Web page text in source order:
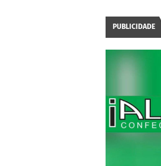
PUBLICIDADE